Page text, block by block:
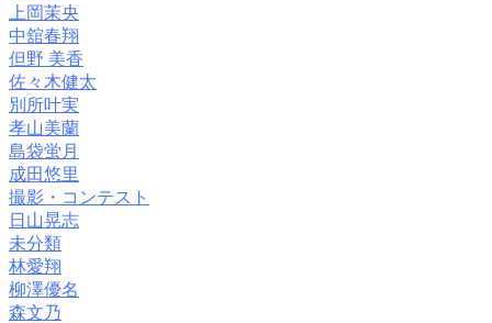
上岡茉央
中舘春翔
但野 美香
佐々木健太
別所叶実
孝山美蘭
島袋蛍月
成田悠里
撮影・コンテスト
日山晃志
未分類
林愛翔
柳澤優名
森文乃